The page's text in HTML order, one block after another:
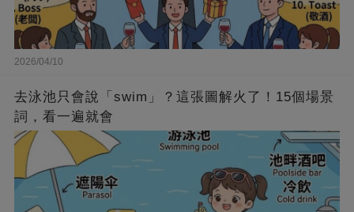
2026/04/10
去泳池只會說「swim」？這張圖解火了！15個場景
詞，看一遍就會